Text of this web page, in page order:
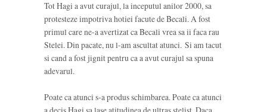
Tot Hagi a avut curajul, la inceputul anilor 2000, sa
protesteze impotriva hotiei facute de Becali. A fost
primul care ne-a avertizat ca Becali vrea sa ii faca rau
Stelei. Din pacate, nu l-am ascultat atunci. Si am tacut
si cand a fost jignit pentru ca a avut curajul sa spuna
adevarul.
Poate ca atunci s-a produs schimbarea. Poate ca atunci